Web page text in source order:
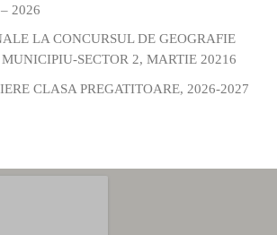
2026
LA CONCURSUL DE GEOGRAFIE
SECTOR 2, MARTIE 20216
CLASA PREGATITOARE, 2026-2027